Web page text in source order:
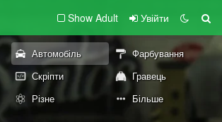
Show Adult Увійти
Автомобіль
Фарбування
Скріпти
Гравець
Різне Більше